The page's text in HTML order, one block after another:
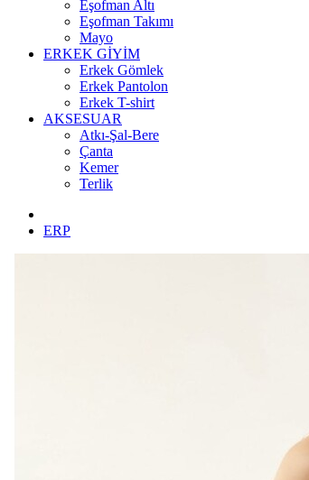
Eşofman Altı
Eşofman Takımı
Mayo
ERKEK GİYİM
Erkek Gömlek
Erkek Pantolon
Erkek T-shirt
AKSESUAR
Atkı-Şal-Bere
Çanta
Kemer
Terlik
ERP